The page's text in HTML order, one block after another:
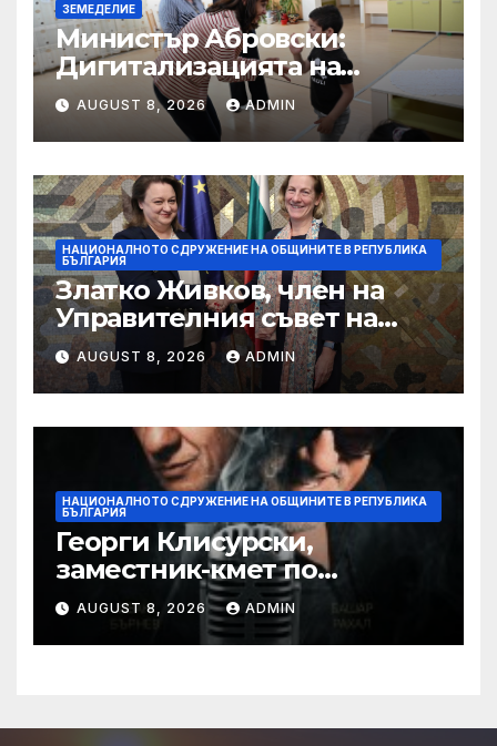
ЗЕМЕДЕЛИЕ
Министър Абровски:
Дигитализацията на
ловния сектор е
следващата стъпка
AUGUST 8, 2026 ADMIN
НАЦИОНАЛНОТО СДРУЖЕНИЕ НА ОБЩИНИТЕ В РЕПУБЛИКА
БЪЛГАРИЯ
Златко Живков, член на
Управителния съвет на
НСОРБ и кмет на община
Монтана: Бюджетът на
държавата и общините не
отговаря на очакванията за
по-високи доходи
AUGUST 8, 2026 ADMIN
НАЦИОНАЛНОТО СДРУЖЕНИЕ НА ОБЩИНИТЕ В РЕПУБЛИКА
БЪЛГАРИЯ
Георги Клисурски,
заместник-кмет по
финанси на Столичната
община: Инвестиционната
програма за общинските
AUGUST 8, 2026 ADMIN